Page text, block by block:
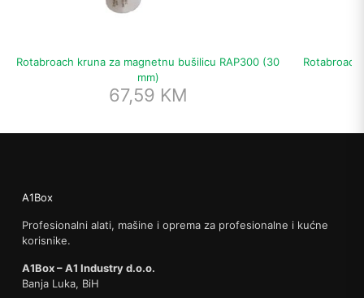
Rotabroach kruna za magnetnu bušilicu RAP300 (30
mm)
67,59 KM
Rotabroach
A1Box
Profesionalni alati, mašine i oprema za profesionalne i kućne
korisnike.
A1Box – A1 Industry d.o.o.
Banja Luka, BiH